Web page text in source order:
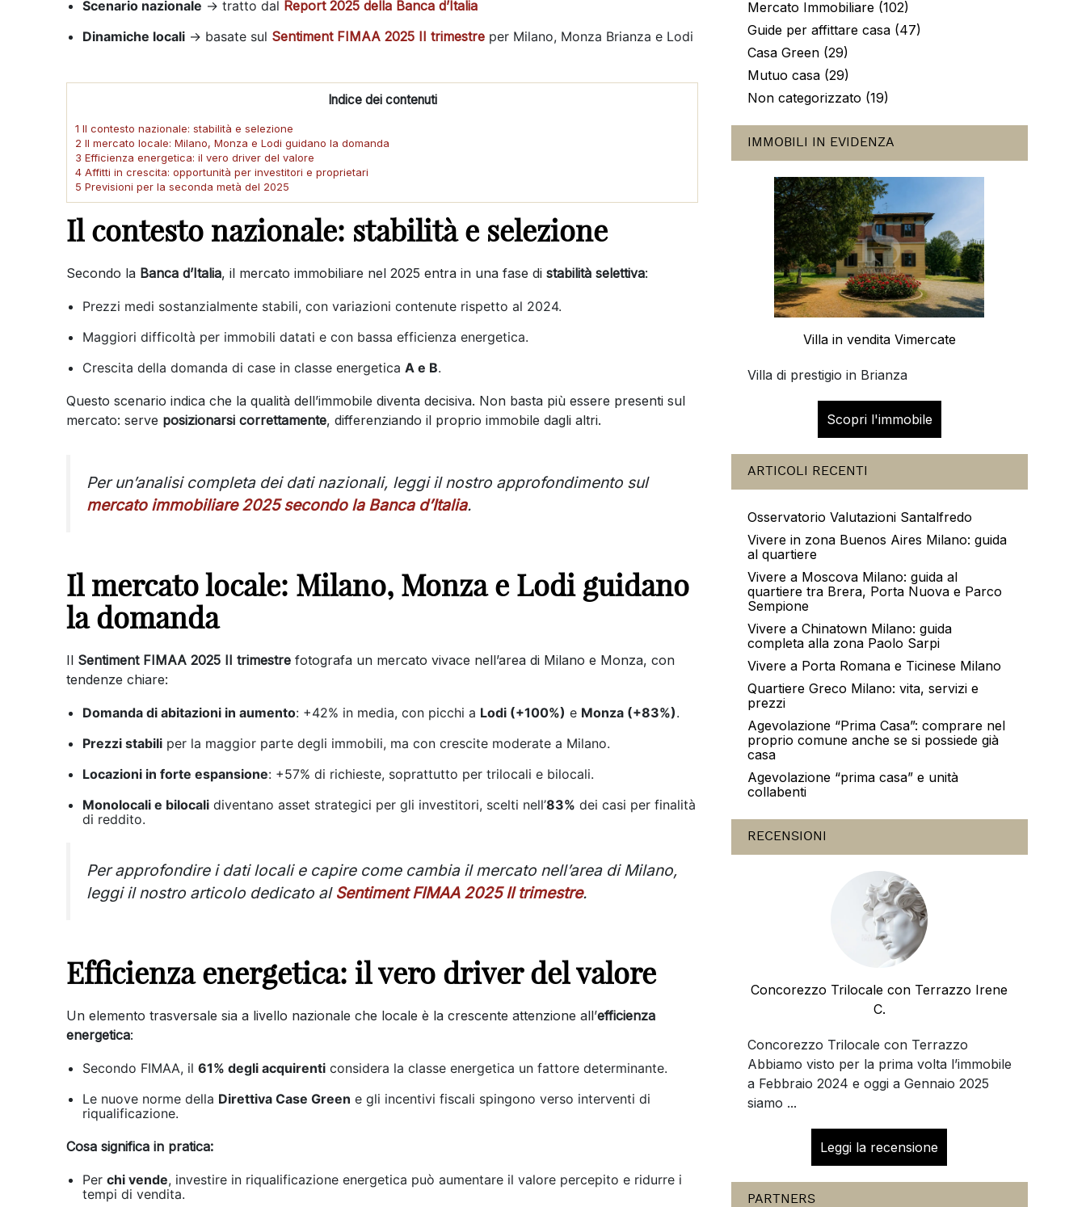
Scenario nazionale → tratto dal Report 2025 della Banca d’Italia
Dinamiche locali → basate sul Sentiment FIMAA 2025 II trimestre per Milano, Monza Brianza e Lodi
Indice dei contenuti
1 Il contesto nazionale: stabilità e selezione
2 Il mercato locale: Milano, Monza e Lodi guidano la domanda
3 Efficienza energetica: il vero driver del valore
4 Affitti in crescita: opportunità per investitori e proprietari
5 Previsioni per la seconda metà del 2025
Il contesto nazionale: stabilità e selezione
Secondo la Banca d’Italia, il mercato immobiliare nel 2025 entra in una fase di stabilità selettiva:
Prezzi medi sostanzialmente stabili, con variazioni contenute rispetto al 2024.
Maggiori difficoltà per immobili datati e con bassa efficienza energetica.
Crescita della domanda di case in classe energetica A e B.
Questo scenario indica che la qualità dell’immobile diventa decisiva. Non basta più essere presenti sul
mercato: serve posizionarsi correttamente, differenziando il proprio immobile dagli altri.
Per un’analisi completa dei dati nazionali, leggi il nostro approfondimento sul
mercato immobiliare 2025 secondo la Banca d’Italia.
Il mercato locale: Milano, Monza e Lodi guidano
la domanda
Il Sentiment FIMAA 2025 II trimestre fotografa un mercato vivace nell’area di Milano e Monza, con
tendenze chiare:
Domanda di abitazioni in aumento: +42% in media, con picchi a Lodi (+100%) e Monza (+83%).
Prezzi stabili per la maggior parte degli immobili, ma con crescite moderate a Milano.
Locazioni in forte espansione: +57% di richieste, soprattutto per trilocali e bilocali.
Monolocali e bilocali diventano asset strategici per gli investitori, scelti nell’83% dei casi per finalità
di reddito.
Per approfondire i dati locali e capire come cambia il mercato nell’area di Milano,
leggi il nostro articolo dedicato al Sentiment FIMAA 2025 II trimestre.
Efficienza energetica: il vero driver del valore
Un elemento trasversale sia a livello nazionale che locale è la crescente attenzione all’efficienza
energetica:
Secondo FIMAA, il 61% degli acquirenti considera la classe energetica un fattore determinante.
Le nuove norme della Direttiva Case Green e gli incentivi fiscali spingono verso interventi di
riqualificazione.
Cosa significa in pratica:
Per chi vende, investire in riqualificazione energetica può aumentare il valore percepito e ridurre i
tempi di vendita.
Mercato Immobiliare (102)
Guide per affittare casa (47)
Casa Green (29)
Mutuo casa (29)
Non categorizzato (19)
IMMOBILI IN EVIDENZA
Villa in vendita Vimercate
Villa di prestigio in Brianza
Scopri l'immobile
ARTICOLI RECENTI
Osservatorio Valutazioni Santalfredo
Vivere in zona Buenos Aires Milano: guida
al quartiere
Vivere a Moscova Milano: guida al
quartiere tra Brera, Porta Nuova e Parco
Sempione
Vivere a Chinatown Milano: guida
completa alla zona Paolo Sarpi
Vivere a Porta Romana e Ticinese Milano
Quartiere Greco Milano: vita, servizi e
prezzi
Agevolazione “Prima Casa”: comprare nel
proprio comune anche se si possiede già
casa
Agevolazione “prima casa” e unità
collabenti
RECENSIONI
Concorezzo Trilocale con Terrazzo Irene
C.
Concorezzo Trilocale con Terrazzo
Abbiamo visto per la prima volta l’immobile
a Febbraio 2024 e oggi a Gennaio 2025
siamo ...
Leggi la recensione
PARTNERS